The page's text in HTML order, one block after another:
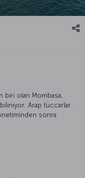
biri olan Mombasa,
Arap tüccarlar
sonra
kentin en dikkat çekici
sebeple kent, dalış